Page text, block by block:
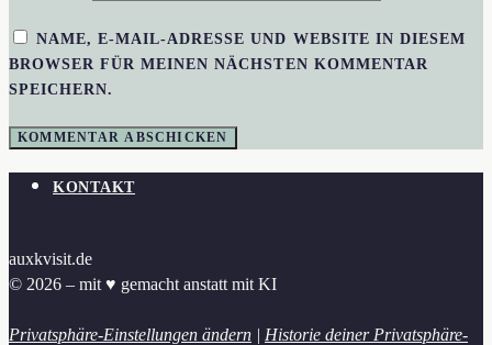
NAME, E-MAIL-ADRESSE UND WEBSITE IN DIESEM
BROWSER FÜR MEINEN NÄCHSTEN KOMMENTAR
SPEICHERN.
KONTAKT
auxkvisit.de
© 2026 – mit ♥︎ gemacht anstatt mit KI
Privatsphäre-Einstellungen ändern | Historie deiner Privatsphäre-